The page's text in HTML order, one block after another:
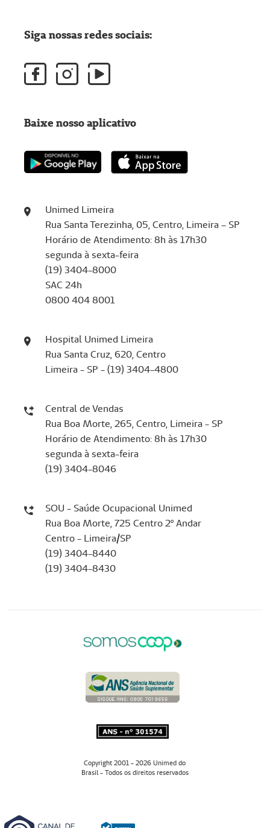
Unimed Limeira
Rua Santa Terezinha, 05, Centro, Limeira – SP
Horário de Atendimento: 8h às 17h30
segunda à sexta-feira
(19) 3404-8000
SAC 24h
0800 404 8001
Hospital Unimed Limeira
Rua Santa Cruz, 620, Centro
Limeira - SP - (19) 3404-4800
Central de Vendas
Rua Boa Morte, 265, Centro, Limeira - SP
Horário de Atendimento: 8h às 17h30
segunda à sexta-feira
(19) 3404-8046
SOU - Saúde Ocupacional Unimed
Rua Boa Morte, 725 Centro 2º Andar
Centro - Limeira/SP
(19) 3404-8440
(19) 3404-8430
Siga nossas redes sociais:
Baixe nosso aplicativo
Copyright 2001 - 2026 Unimed do
Brasil - Todos os direitos reservados